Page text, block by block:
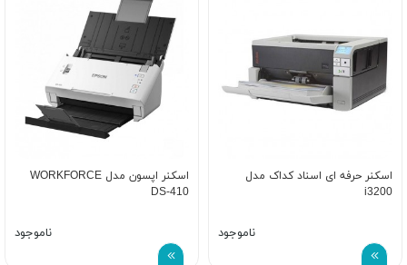
اسکنر حرفه ای اسناد کداک مدل
i3200
ناموجود
اسکنر اپسون مدل WORKFORCE
DS-410
ناموجود